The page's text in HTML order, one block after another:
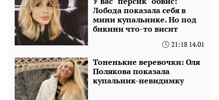
Лобода показала себя в
мини купальнике. Но под
бикини что-то висит
21:18 14.01
Тоненькие веревочки: Оля
Полякова показала
купальник-невидимку